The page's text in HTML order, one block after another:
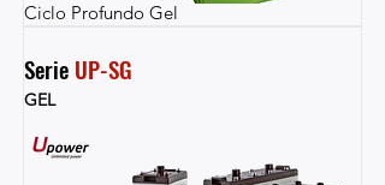
Ciclo Profundo Gel
Serie UP-SG
GEL